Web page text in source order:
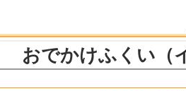
おでかけふくい（